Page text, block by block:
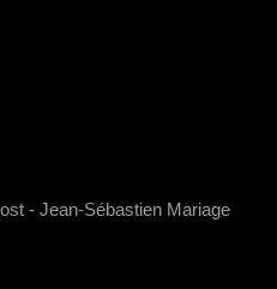
- Jean-Sébastien Mariage